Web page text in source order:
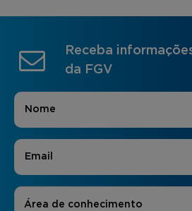
Receba
da FGV
Nome
E-mail
Áreas de Interesse
Área de conhecimento